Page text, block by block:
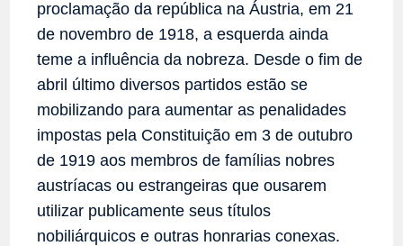
proclamação da república na Áustria, em 21
de novembro de 1918, a esquerda ainda
teme a influência da nobreza. Desde o fim de
abril último diversos partidos estão se
mobilizando para aumentar as penalidades
impostas pela Constituição em 3 de outubro
de 1919 aos membros de famílias nobres
austríacas ou estrangeiras que ousarem
utilizar publicamente seus títulos
nobiliárquicos e outras honrarias conexas.